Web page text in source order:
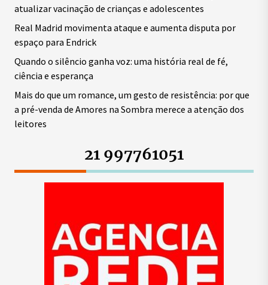
atualizar vacinação de crianças e adolescentes
Real Madrid movimenta ataque e aumenta disputa por
espaço para Endrick
Quando o silêncio ganha voz: uma história real de fé,
ciência e esperança
Mais do que um romance, um gesto de resistência: por que
a pré-venda de Amores na Sombra merece a atenção dos
leitores
21 997761051